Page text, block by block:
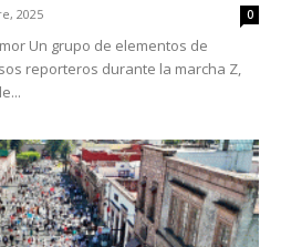
2025 0
Un grupo de elementos de
reporteros durante la marcha Z,